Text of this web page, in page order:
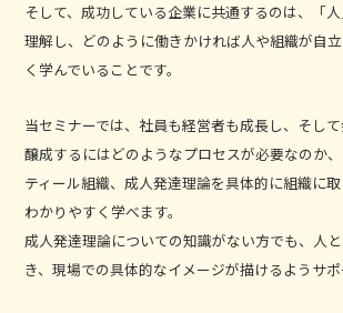
そして、成功している企業に共通するのは、「
理解し、どのように働きかければ人や組織が自
く学んでいることです。
当セミナーでは、社員も経営者も成長し、そし
醸成するにはどのようなプロセスが必要なのか
ティール組織、成人発達理論を具体的に組織に
わかりやすく学べます。
成人発達理論についての知識がない方でも、人
き、現場での具体的なイメージが描けるようサポ